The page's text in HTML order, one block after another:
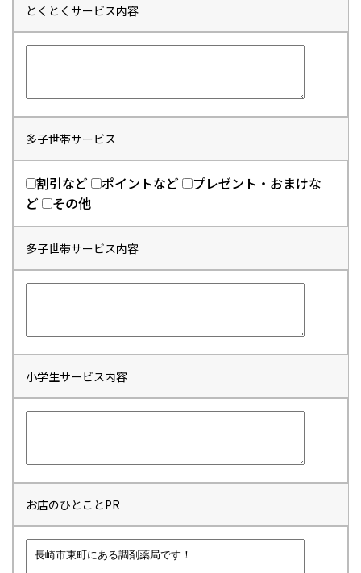
とくとくサービス内容
多子世帯サービス
割引など ポイントなど
プレゼント・おまけな
ど
その他
多子世帯サービス内容
小学生サービス内容
お店のひとことPR